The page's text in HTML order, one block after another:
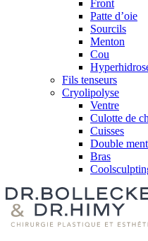
Front
Patte d’oie
Sourcils
Menton
Cou
Fils tenseurs
Cryolipolyse
Ventre
Culotte de
Cuisses
Double
Bras